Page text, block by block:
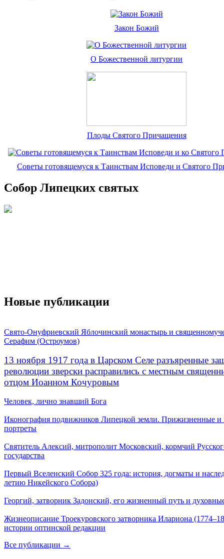
Закон Божий
О Божественной литургии
Плоды Святого Причащения
Советы готовящемуся к Таинствам Исповеди и Святого
Собор Липецких святых
Новые публикации
Свято-Онуфриевский Яблочинский монастырь и
Серафим (Остроумов)
13 ноября 1917 года в Царском Селе разъяренные
революции зверски расправились с местным
отцом Иоанном Кочуровым
Человек, лично знавший Бога
Иконография подвижников Липецкой земли. Прижизненные и
портреты
Святитель Алексий, митрополит Московский, кормчий
государства
Первый Вселенский Собор 325 года: история, догматы и
летию Никейского Собора)
Георгий, затворник Задонский, его жизненный путь и
Жизнеописание Троекуровского затворника Илариона
истории оптинской редакции
Все публикации →